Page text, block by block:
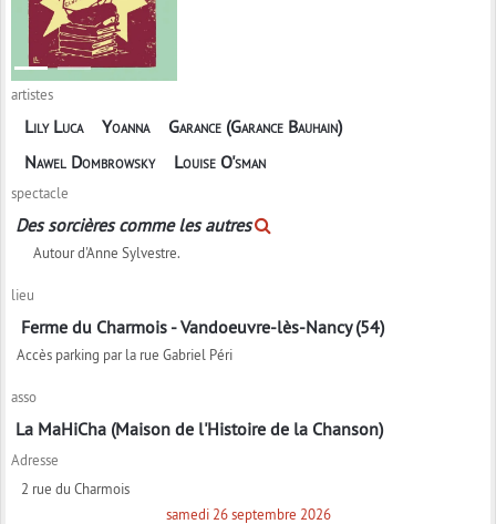
artistes
Lily Luca Yoanna
Garance (Garance Bauhain)
Nawel Dombrowsky
Louise O'sman
spectacle
Des sorcières comme les autres
Autour d'Anne Sylvestre.
lieu
Ferme du Charmois - Vandoeuvre-lès-Nancy (54)
Accès parking par la rue Gabriel Péri
asso
La MaHiCha (Maison de l'Histoire de la Chanson)
Adresse
2 rue du Charmois
samedi 26 septembre 2026